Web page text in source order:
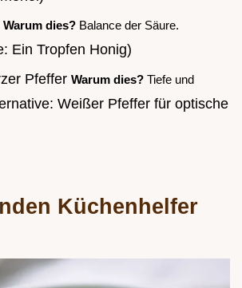
Warum dies? Balance der Säure.
Ein Tropfen Honig)
Pfeffer Warum dies? Tiefe und
Weißer Pfeffer für optische
Küchenhelfer